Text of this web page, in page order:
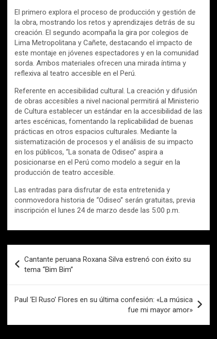
El primero explora el proceso de producción y gestión de
la obra, mostrando los retos y aprendizajes detrás de su
creación. El segundo acompaña la gira por colegios de
Lima Metropolitana y Cañete, destacando el impacto de
este montaje en jóvenes espectadores y en la comunidad
sorda. Ambos materiales ofrecen una mirada íntima y
reflexiva al teatro accesible en el Perú.
Referente en accesibilidad cultural. La creación y difusión
de obras accesibles a nivel nacional permitirá al Ministerio
de Cultura establecer un estándar en la accesibilidad de las
artes escénicas, fomentando la replicabilidad de buenas
prácticas en otros espacios culturales. Mediante la
sistematización de procesos y el análisis de su impacto
en los públicos, “La sonata de Odiseo” aspira a
posicionarse en el Perú como modelo a seguir en la
producción de teatro accesible.
Las entradas para disfrutar de esta entretenida y
conmovedora historia de “Odiseo” serán gratuitas, previa
inscripción el lunes 24 de marzo desde las 5:00 p.m.
de
entradas
Cantante peruana Roxana Silva estrenó con éxito su
tema “Bim Bim”
Paul ‘El Ruso’ Flores en su última confesión: «La música
fue mi mayor amor»